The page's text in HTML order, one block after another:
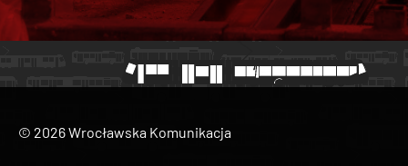
© 2026 Wrocławska Komunikacja